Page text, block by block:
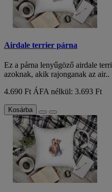
Airdale terrier párna
Ez a párna lenyűgöző airdale
azoknak, akik rajonganak az air..
4.690 Ft ÁFA nélkül: 3.693 Ft
Kosárba